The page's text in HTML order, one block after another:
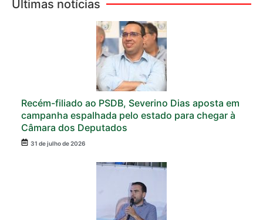
Últimas notícias
Recém-filiado ao PSDB, Severino Dias aposta em
campanha espalhada pelo estado para chegar à
Câmara dos Deputados
31 de julho de 2026